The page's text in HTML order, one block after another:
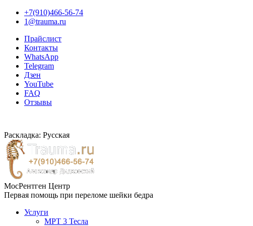
+7(910)466-56-74
1@trauma.ru
Прайслист
Контакты
WhatsApp
Telegram
Дзен
YouTube
FAQ
Отзывы
Раскладка: Русская
МосРентген Центр
Первая помощь при переломе шейки бедра
Услуги
МРТ 3 Тесла